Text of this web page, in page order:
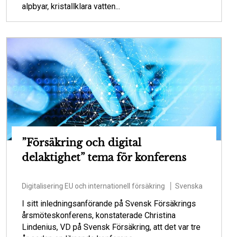
alpbyar, kristallklara vatten...
”Försäkring och digital
delaktighet” tema för konferens
Digitalisering EU och internationell försäkring Svenska
I sitt inledningsanförande på Svensk Försäkrings
årsmöteskonferens, konstaterade Christina
Lindenius, VD på Svensk Försäkring, att det var tre